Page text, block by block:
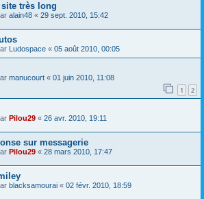
très long
alain48 « 29 sept. 2010, 15:42
Ludospace « 05 août 2010, 00:05
manucourt « 01 juin 2010, 11:08
1 2
Pilou29 « 26 avr. 2010, 19:11
sur messagerie
Pilou29 « 28 mars 2010, 17:47
blacksamourai « 02 févr. 2010, 18:59